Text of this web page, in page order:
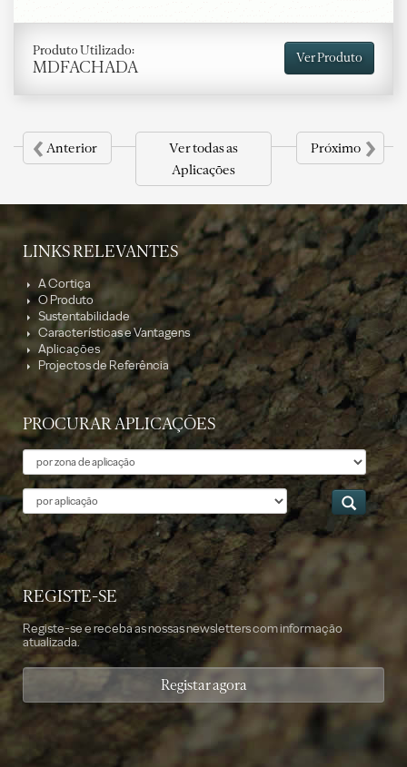
Produto Utilizado:
MDFACHADA Ver Produto
‹Anterior
Ver todas as
Aplicações
Próximo›
LINKS RELEVANTES
A Cortiça
O Produto
Sustentabilidade
Características e Vantagens
Aplicações
Projectos de Referência
PROCURAR APLICAÇÕES
Tema
Aplicação
REGISTE-SE
Registe-se e receba as nossas newsletters com informação
atualizada.
Registar agora